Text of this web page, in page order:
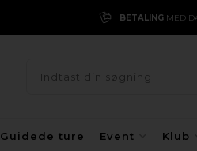
BETALING MED
Guidede ture Event Klub